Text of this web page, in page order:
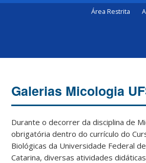
Área Restrita
Galerias Micologia
Durante o decorrer da disciplina de
obrigatória dentro do currículo do
Biológicas da Universidade Federal
Catarina, diversas atividades